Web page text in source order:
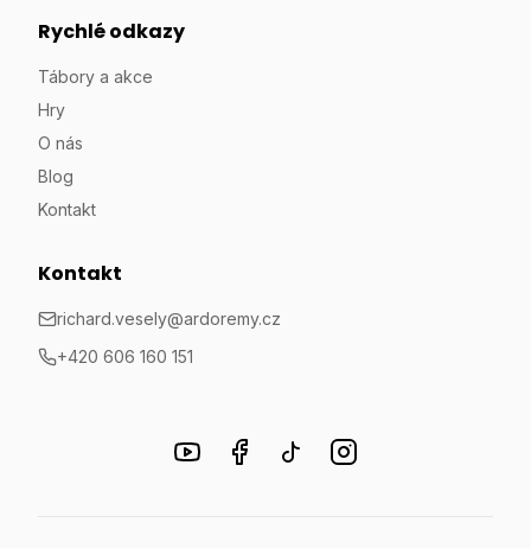
Rychlé odkazy
Tábory a akce
Hry
O nás
Blog
Kontakt
Kontakt
richard.vesely@ardoremy.cz
+420 606 160 151